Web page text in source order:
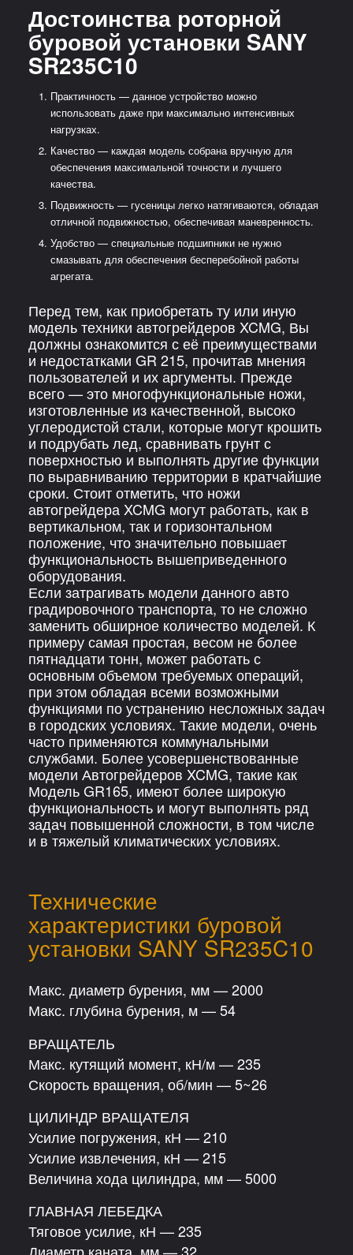
Достоинства роторной
буровой установки SANY
SR235C10
Практичность — данное устройство можно
использовать даже при максимально интенсивных
нагрузках.
Качество — каждая модель собрана вручную для
обеспечения максимальной точности и лучшего
качества.
Подвижность — гусеницы легко натягиваются, обладая
отличной подвижностью, обеспечивая маневренность.
Удобство — специальные подшипники не нужно
смазывать для обеспечения бесперебойной работы
агрегата.
Перед тем, как приобретать ту или иную
модель техники автогрейдеров XCMG, Вы
должны ознакомится с её преимуществами
и недостатками GR 215, прочитав мнения
пользователей и их аргументы. Прежде
всего — это многофункциональные ножи,
изготовленные из качественной, высоко
углеродистой стали, которые могут крошить
и подрубать лед, сравнивать грунт с
поверхностью и выполнять другие функции
по выравниванию территории в кратчайшие
сроки. Стоит отметить, что ножи
автогрейдера XCMG могут работать, как в
вертикальном, так и горизонтальном
положение, что значительно повышает
функциональность вышеприведенного
оборудования.
Если затрагивать модели данного авто
градировочного транспорта, то не сложно
заменить обширное количество моделей. К
примеру самая простая, весом не более
пятнадцати тонн, может работать с
основным объемом требуемых операций,
при этом обладая всеми возможными
функциями по устранению несложных задач
в городских условиях. Такие модели, очень
часто применяются коммунальными
службами. Более усовершенствованные
модели Автогрейдеров XCMG, такие как
Модель GR165, имеют более широкую
функциональность и могут выполнять ряд
задач повышенной сложности, в том числе
и в тяжелый климатических условиях.
Технические
характеристики буровой
установки SANY SR235C10
Макс. диаметр бурения, мм — 2000
Макс. глубина бурения, м — 54
ВРАЩАТЕЛЬ
Макс. кутящий момент, кН/м — 235
Скорость вращения, об/мин — 5~26
ЦИЛИНДР ВРАЩАТЕЛЯ
Усилие погружения, кН — 210
Усилие извлечения, кН — 215
Величина хода цилиндра, мм — 5000
ГЛАВНАЯ ЛЕБЕДКА
Тяговое усилие, кН — 235